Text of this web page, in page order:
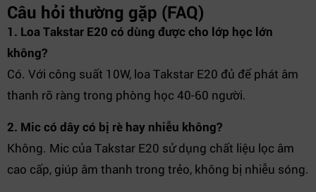
Câu hỏi thường gặp (FAQ)
1. Loa Takstar E20 có dùng được cho lớp học lớn
không?
Có. Với công suất 10W, loa Takstar E20 đủ để phát âm
thanh rõ ràng trong phòng học 40-60 người.
2. Mic có dây có bị rè hay nhiễu không?
Không. Mic của Takstar E20 sử dụng chất liệu lọc âm
cao cấp, giúp âm thanh trong trẻo, không bị nhiễu sóng.